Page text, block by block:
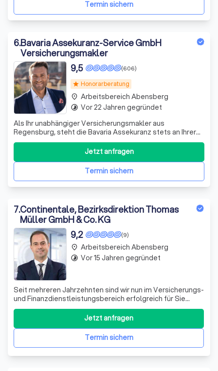
Termin sichern
6.Bavaria Assekuranz-Service GmbH
Versicherungsmakler
star Honorarberatung
(606)
9,5
Als Ihr unabhängiger Versicherungsmakler aus
Regensburg, steht die Bavaria Assekuranz stets an Ihrer
Seite, um Sie in allen Fragen rund um Versicherung und
Vorsorge zu beraten. Wir verstehen, dass der richtige
Versicherungsschutz keine Glückssache ist und wir sind
hier, um Ihnen dabei zu helfen, die
Termin sichern
Jetzt anfragen
place Arbeitsbereich Abensberg
timelapse Vor 22 Jahren gegründet
7.Continentale, Bezirksdirektion Thomas
Müller GmbH & Co. KG
(9)
9,2
Seit mehreren Jahrzehnten sind wir nun im Versicherungs-
und Finanzdienstleistungsbereich erfolgreich für Sie
da. Profitieren auch Sie von unserem Expertenwissen und
optimieren Sie Ihre Finanz- und Vorsorgesituation durch
unsere bedarfsgerechten Empfehlungen. Gerne prüfen
wir Ihren akuellen VersicheTermin sichern
Jetzt anfragen
place Arbeitsbereich Abensberg
timelapse Vor 15 Jahren gegründet